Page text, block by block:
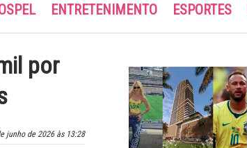
ENTRETENIMENTO ESPORTES
por
junho de 2026 às 13:28